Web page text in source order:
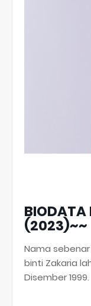
BIODATA
(2023)~~
Nama sebenar
binti Zakaria
Disember 1999.